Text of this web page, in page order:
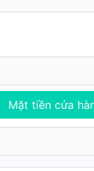
Mặt tiền cửa